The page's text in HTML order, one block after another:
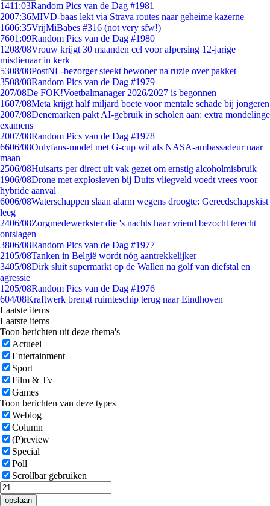
1411:03Random Pics van de Dag #1981
2007:36MIVD-baas lekt via Strava routes naar geheime kazerne
1606:35VrijMiBabes #316 (not very sfw!)
7601:09Random Pics van de Dag #1980
1208/08Vrouw krijgt 30 maanden cel voor afpersing 12-jarige
misdienaar in kerk
5308/08PostNL-bezorger steekt bewoner na ruzie over pakket
3508/08Random Pics van de Dag #1979
207/08De FOK!Voetbalmanager 2026/2027 is begonnen
1607/08Meta krijgt half miljard boete voor mentale schade bij jongeren
2007/08Denemarken pakt AI-gebruik in scholen aan: extra mondelinge
examens
2007/08Random Pics van de Dag #1978
6606/08Onlyfans-model met G-cup wil als NASA-ambassadeur naar
maan
2506/08Huisarts per direct uit vak gezet om ernstig alcoholmisbruik
1906/08Drone met explosieven bij Duits vliegveld voedt vrees voor
hybride aanval
6006/08Waterschappen slaan alarm wegens droogte: Gereedschapskist
leeg
2406/08Zorgmedewerkster die 's nachts haar vriend bezocht terecht
ontslagen
3806/08Random Pics van de Dag #1977
2105/08Tanken in België wordt nóg aantrekkelijker
3405/08Dirk sluit supermarkt op de Wallen na golf van diefstal en
agressie
1205/08Random Pics van de Dag #1976
604/08Kraftwerk brengt ruimteschip terug naar Eindhoven
Laatste items
Laatste items
Toon berichten uit deze thema's
Actueel
Entertainment
Sport
Film & Tv
Games
Toon berichten van deze types
Weblog
Column
(P)review
Special
Poll
Scrollbar gebruiken
opslaan